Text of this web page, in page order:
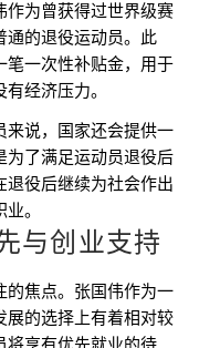
作为曾获得过世界级赛
通的退役运动员。此
笔一次性补贴金，用于
经济压力。
来说，国家还会提供一
为了满足运动员退役后
退役后继续为社会作出
。
与创业支持
的焦点。张国伟作为一
展的选择上有着相对较